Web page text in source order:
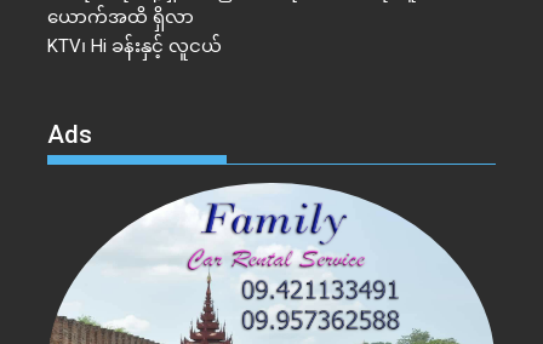
ယောက်အထိ ရှိလာ
KTV၊ Hi ခန်းနှင့် လူငယ်
Ads